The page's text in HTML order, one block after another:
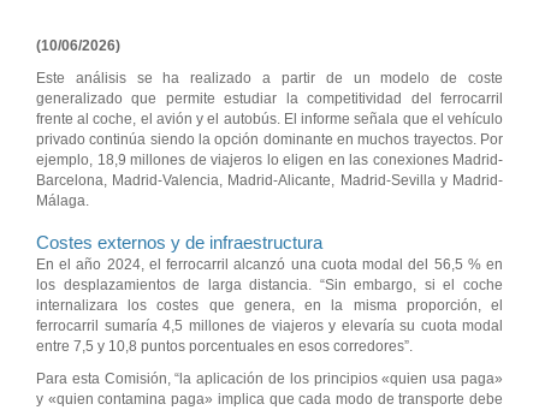
(10/06/2026)
Este análisis se ha realizado a partir de un modelo de coste
generalizado que permite estudiar la competitividad del ferrocarril
frente al coche, el avión y el autobús. El informe señala que el vehículo
privado continúa siendo la opción dominante en muchos trayectos. Por
ejemplo, 18,9 millones de viajeros lo eligen en las conexiones Madrid-
Barcelona, Madrid-Valencia, Madrid-Alicante, Madrid-Sevilla y Madrid-
Málaga.
Costes externos y de infraestructura
En el año 2024, el ferrocarril alcanzó una cuota modal del 56,5 % en
los desplazamientos de larga distancia. “Sin embargo, si el coche
internalizara los costes que genera, en la misma proporción, el
ferrocarril sumaría 4,5 millones de viajeros y elevaría su cuota modal
entre 7,5 y 10,8 puntos porcentuales en esos corredores”.
Para esta Comisión, “la aplicación de los principios «quien usa paga»
y «quien contamina paga» implica que cada modo de transporte debe